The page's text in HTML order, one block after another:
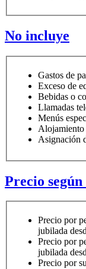
No incluye
Gastos de
Exceso de
Bebidas o
Llamadas
Menús
Asignación
Precio
Precio por
jubilada
Precio por
jubilada
Precio por